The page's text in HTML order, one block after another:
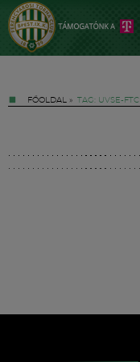
FŐOLDAL » TAG: UVSE-FTC
Hírek